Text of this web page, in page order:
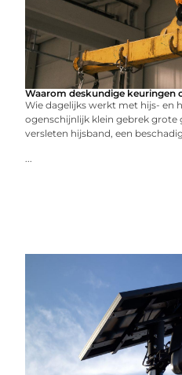
Waarom deskundige keuringen
Wie dagelijks werkt met hijs- en
ogenschijnlijk klein gebrek grote
versleten hijsband, een
...